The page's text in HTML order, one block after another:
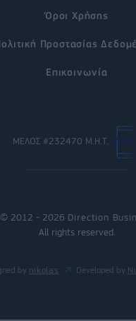
Όροι Χρήσης
Προστασίας
Επικοινωνία
ΜΕΛΟΣ #232470 Μ.Η.Τ.
© 2012 - 2026 Direction
All rights reserved.
by nikolas Developed by